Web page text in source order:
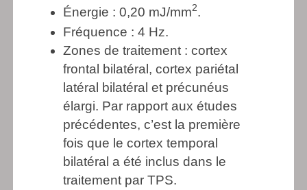
Énergie : 0,20 mJ/mm2.
Fréquence : 4 Hz.
Zones de traitement : cortex
frontal bilatéral, cortex pariétal
latéral bilatéral et précunéus
élargi. Par rapport aux études
précédentes, c’est la première
fois que le cortex temporal
bilatéral a été inclus dans le
traitement par TPS.